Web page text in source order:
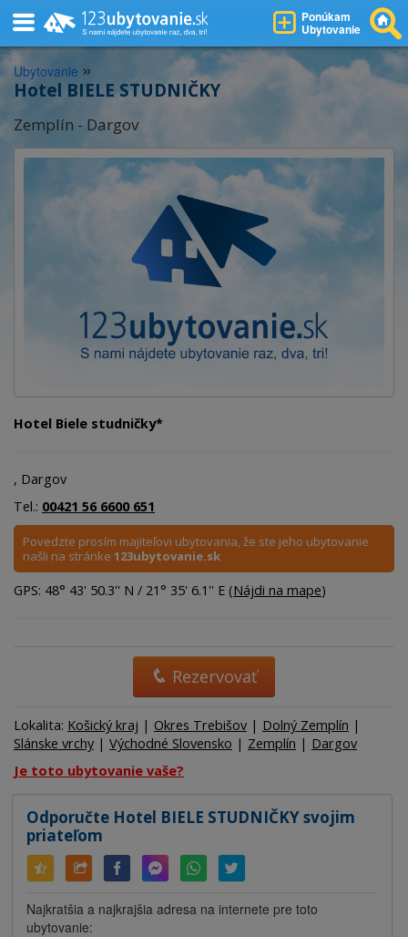
Ponúkam
Ubytovanie
Ubytovanie »
Hotel BIELE STUDNIČKY
Zemplín - Dargov
Hotel Biele studničky*
, Dargov
Tel.: 00421 56 6600 651
Povedzte prosím majiteľovi ubytovania, že ste jeho ubytovanie
našli na stránke 123ubytovanie.sk
GPS: 48° 43' 50.3'' N / 21° 35' 6.1'' E (Nájdi na mape)
Rezervovať
Lokalita: Košický kraj | Okres Trebišov | Dolný Zemplín |
Slánske vrchy | Východné Slovensko | Zemplín | Dargov
Je toto ubytovanie vaše?
Odporučte Hotel BIELE STUDNIČKY svojim
priateľom
Najkratšia a najkrajšia adresa na internete pre toto
ubytovanie: